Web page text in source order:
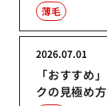
薄毛
「おすすめ
クの見極め方
2026.07.01